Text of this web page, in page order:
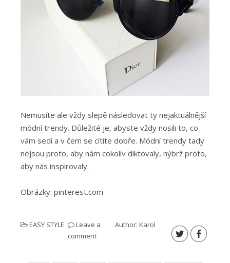
Nemusíte ale vždy slepě následovat ty nejaktuálnější
módní trendy. Důležité je, abyste vždy nosili to, co
vám sedí a v čem se cítíte dobře. Módní trendy tady
nejsou proto, aby nám cokoliv diktovaly, nýbrž proto,
aby nás inspirovaly.
Obrázky: pinterest.com
EASY STYLE
Leave a
comment
Author: Karol